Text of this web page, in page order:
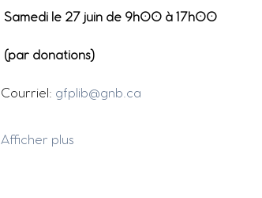
Samedi le 27 juin de 9h00 à 17h00
(par donations)
Courriel: gfplib@gnb.ca
Afficher plus